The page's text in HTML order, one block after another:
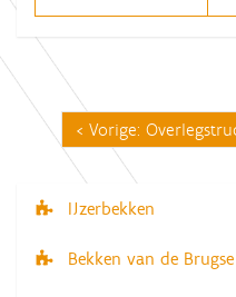
Vorige:
N
a
IJzerbekken
Bekken van de